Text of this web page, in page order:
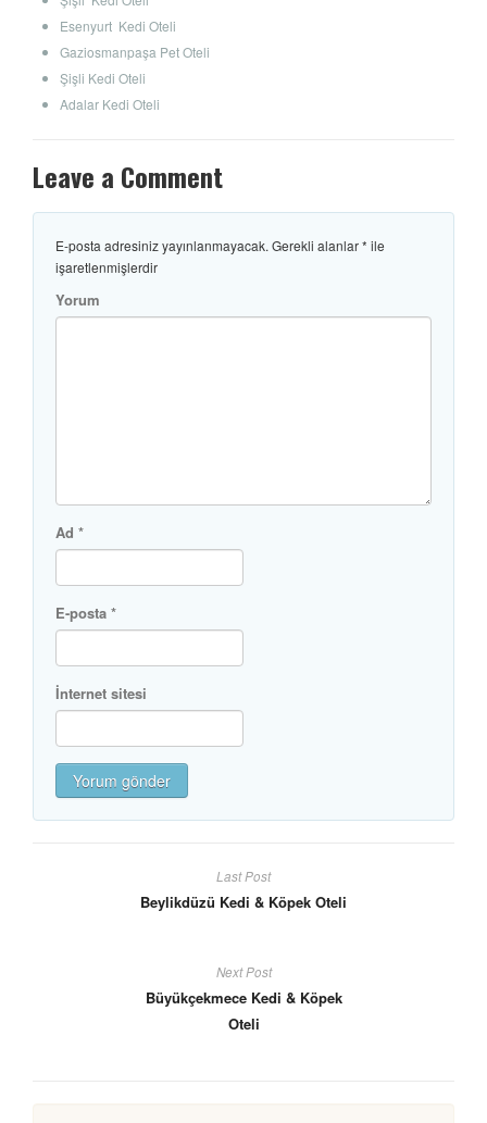
Esenyurt Kedi Oteli
Gaziosmanpaşa Pet Oteli
Şişli Kedi Oteli
Adalar Kedi Oteli
Leave a Comment
E-posta adresiniz yayınlanmayacak. Gerekli alanlar* ile
işaretlenmişlerdir
Yorum
Ad *
E-posta *
İnternet sitesi
Last Post
Beylikdüzü Kedi & Köpek Oteli
Next Post
Büyükçekmece Kedi & Köpek
Oteli